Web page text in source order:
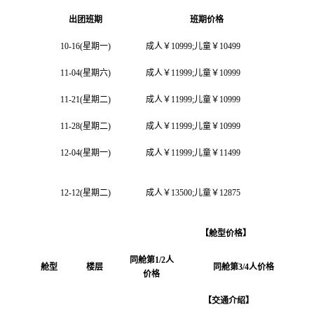
出团班期 班期价格
10-16(星期一) 成人￥10999;儿童￥10499
11-04(星期六) 成人￥11999;儿童￥10999
11-21(星期二) 成人￥11999;儿童￥10999
11-28(星期二) 成人￥11999;儿童￥10999
12-04(星期一) 成人￥11999;儿童￥11499
12-12(星期二) 成人￥13500;儿童￥12875
【舱型价格】
舱型 楼层
同舱第1/2人
价格
同舱第3/4人价格
【交通介绍】